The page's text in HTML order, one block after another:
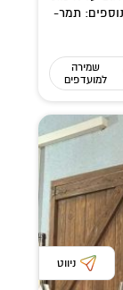
תמר-
שמירה
למועדפים
ניווט